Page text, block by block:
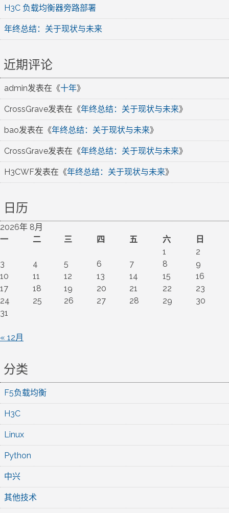
H3C 负载均衡器旁路部署
年终总结：关于现状与未来
近期评论
admin发表在《十年》
CrossGrave发表在《年终总结：关于现状与未来》
bao发表在《年终总结：关于现状与未来》
CrossGrave发表在《年终总结：关于现状与未来》
H3CWF发表在《年终总结：关于现状与未来》
日历
2026年 8月
一
二 三 四 五 六
日
1
2
3
4 5 6 7 8
9
10
11 12 13 14 15
16
17
18 19 20 21 22
23
24
25 26 27 28 29
30
31
« 12月
分类
F5负载均衡
H3C
Linux
Python
中兴
其他技术